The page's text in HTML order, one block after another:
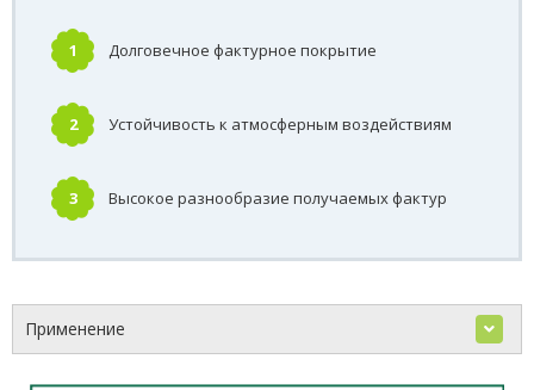
1 Долговечное фактурное покрытие
2 Устойчивость к атмосферным воздействиям
3 Высокое разнообразие получаемых фактур
Применение